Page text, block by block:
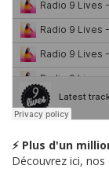
⚡ Plus d'un
Découvrez ici,